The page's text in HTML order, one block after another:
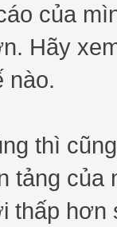
của
Hãy
nào.
thì
tảng của
thấp hơn